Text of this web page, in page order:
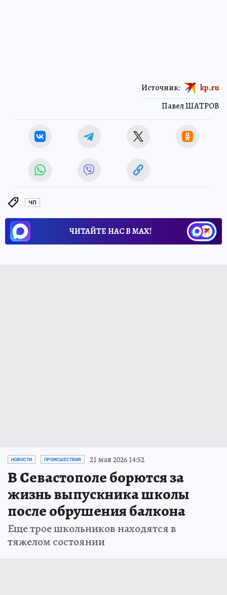
Павел ШАТРОВ
Источник: kp.ru
ЧП
ЧИТАЙТЕ НАС В МАХ!
НОВОСТИ ПРОИСШЕСТВИЯ 21 мая 2026 14:52
В Севастополе борются за
жизнь выпускника школы
после обрушения балкона
Еще трое школьников находятся в
тяжелом состоянии